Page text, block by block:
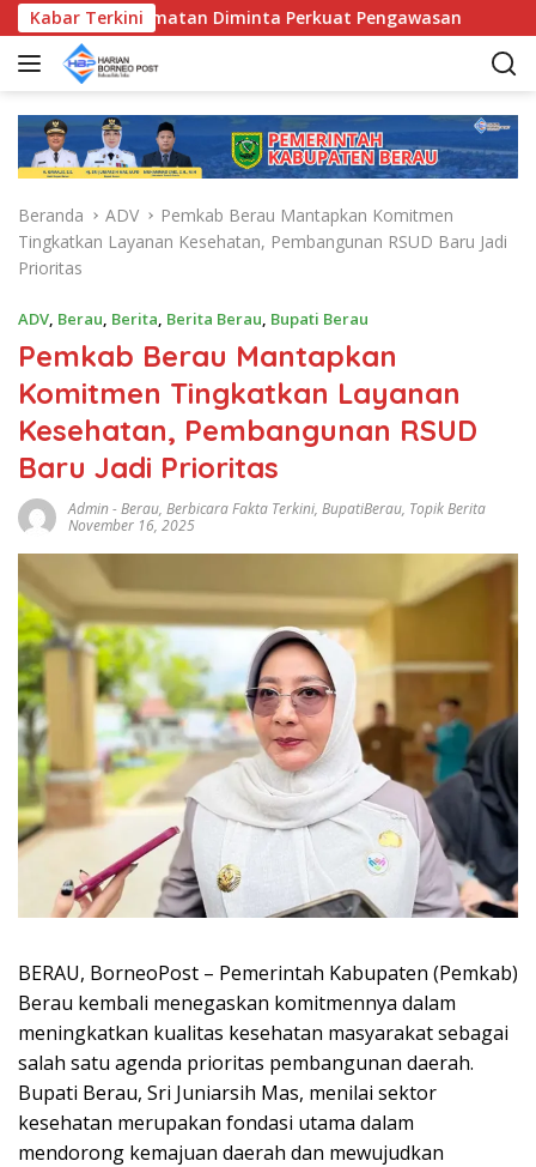
a
Kabar Terkini
Kecamatan Diminta Perkuat Pengawasan
Beranda ADV
Pemkab Berau Mantapkan Komitmen
Tingkatkan Layanan Kesehatan, Pembangunan RSUD Baru Jadi
Prioritas
ADV, Berau, Berita, Berita Berau, Bupati Berau
Pemkab Berau Mantapkan
Komitmen Tingkatkan Layanan
Kesehatan, Pembangunan RSUD
Baru Jadi Prioritas
Admin-Berau, Berbicara Fakta Terkini, BupatiBerau, Topik Berita
November 16, 2025
BERAU, BorneoPost – Pemerintah Kabupaten (Pemkab)
Berau kembali menegaskan komitmennya dalam
meningkatkan kualitas kesehatan masyarakat sebagai
salah satu agenda prioritas pembangunan daerah.
Bupati Berau, Sri Juniarsih Mas, menilai sektor
kesehatan merupakan fondasi utama dalam
mendorong kemajuan daerah dan mewujudkan